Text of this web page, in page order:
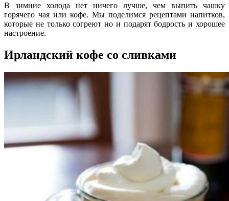
В зимние холода нет ничего лучше, чем выпить чашку
горячего чая или кофе. Мы поделимся рецептами напитков,
которые не только согреют но и подарят бодрость и хорошее
настроение.
Ирландский кофе со сливками